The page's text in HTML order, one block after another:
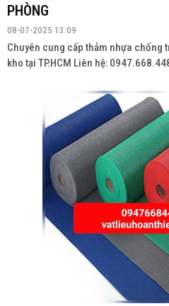
PHÒNG
08-07-2025 13:09
Chuyên cung cấp thảm nhựa chống
kho tại TP.HCM Liên hệ: